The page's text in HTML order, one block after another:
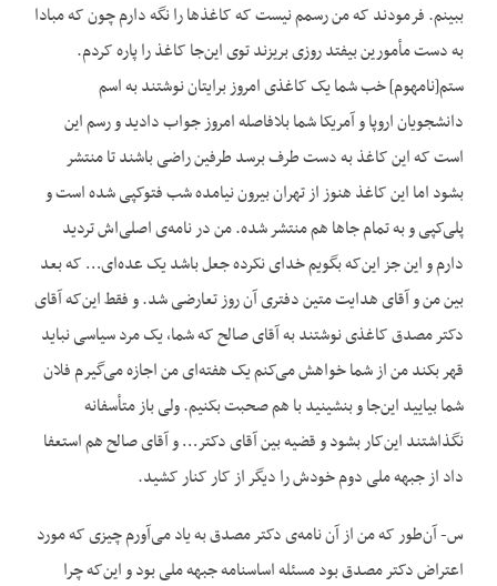
ببینم. فرمودند که من رسمم نیست که کاغذها را نگه دارم چون که مبادا
به دست مأمورین بیفتد روزی بریزند توی این‌جا کاغذ را پاره کردم.
ستم[نامهوم] خب شما یک کاغذی امروز برایتان نوشتند به اسم
دانشجویان اروپا و آمریکا شما بلافاصله امروز جواب دادید و رسم این
است که این کاغذ به دست طرف برسد طرفین راضی باشند تا منتشر
بشود اما این کاغذ هنوز از تهران بیرون نیامده شب فتوکپی شده است و
پلی‌کپی و به تمام جاها هم منتشر شده. من در نامه‌ی اصلی‌اش تردید
دارم و این جز این‌که بگویم خدای نکرده جعل باشد یک عده‌ای… که بعد
بین من و آقای هدایت متین دفتری آن روز تعارضی شد. و فقط این‌که آقای
دکتر مصدق کاغذی نوشتند به آقای صالح که شما، یک مرد سیاسی نباید
قهر بکند من از شما خواهش می‌کنم یک هفته‌ای من اجازه می‌گیرم فلان
شما بیایید این‌جا و بنشینید با هم صحبت بکنیم. ولی باز متأسفانه
نگذاشتند این‌کار بشود و قضیه بین آقای دکتر… و آقای صالح هم استعفا
داد از جبهه ملی دوم خودش را دیگر از کار کنار کشید.
س- آن‌طور که من از آن نامه‌ی دکتر مصدق به یاد می‌آورم چیزی که مورد
اعتراض دکتر مصدق بود مسئله اساسنامه جبهه ملی بود و این‌که چرا